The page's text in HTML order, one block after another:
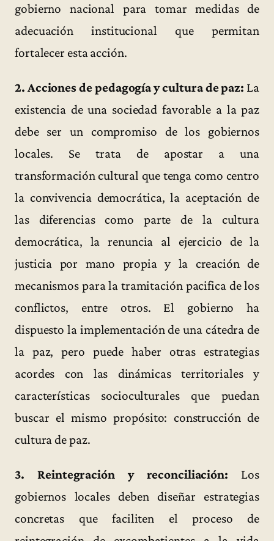
gobierno nacional para tomar medidas de
adecuación institucional que permitan
fortalecer esta acción.
2. Acciones de pedagogía y cultura de paz: La
existencia de una sociedad favorable a la paz
debe ser un compromiso de los gobiernos
locales. Se trata de apostar a una
transformación cultural que tenga como centro
la convivencia democrática, la aceptación de
las diferencias como parte de la cultura
democrática, la renuncia al ejercicio de la
justicia por mano propia y la creación de
mecanismos para la tramitación pacifica de los
conflictos, entre otros. El gobierno ha
dispuesto la implementación de una cátedra de
la paz, pero puede haber otras estrategias
acordes con las dinámicas territoriales y
características socioculturales que puedan
buscar el mismo propósito: construcción de
cultura de paz.
3. Reintegración y reconciliación: Los
gobiernos locales deben diseñar estrategias
concretas que faciliten el proceso de